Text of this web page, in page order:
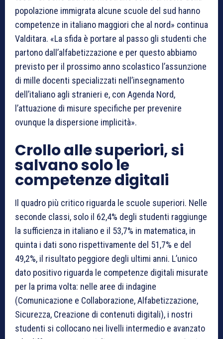
popolazione immigrata alcune scuole del sud hanno
competenze in italiano maggiori che al nord» continua
Valditara. «La sfida è portare al passo gli studenti che
partono dall’alfabetizzazione e per questo abbiamo
previsto per il prossimo anno scolastico l’assunzione
di mille docenti specializzati nell’insegnamento
dell’italiano agli stranieri e, con Agenda Nord,
l’attuazione di misure specifiche per prevenire
ovunque la dispersione implicità».
Crollo alle superiori, si
salvano solo le
competenze digitali
Il quadro più critico riguarda le scuole superiori. Nelle
seconde classi, solo il 62,4% degli studenti raggiunge
la sufficienza in italiano e il 53,7% in matematica, in
quinta i dati sono rispettivamente del 51,7% e del
49,2%, il risultato peggiore degli ultimi anni. L’unico
dato positivo riguarda le competenze digitali misurate
per la prima volta: nelle aree di indagine
(Comunicazione e Collaborazione, Alfabetizzazione,
Sicurezza, Creazione di contenuti digitali), i nostri
studenti si collocano nei livelli intermedio e avanzato